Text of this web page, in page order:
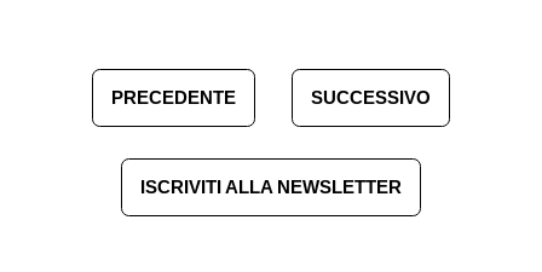
PRECEDENTE SUCCESSIVO
ISCRIVITI ALLA NEWSLETTER